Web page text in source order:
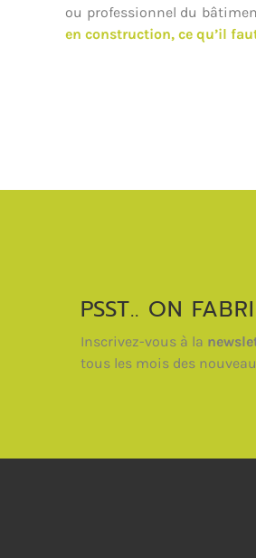
ou professionnel du
en construction, ce qu’il
PSST.. ON
Inscrivez-vous à la
tous les mois des